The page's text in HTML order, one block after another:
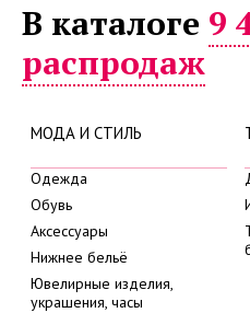
В каталоге 9
распродаж
МОДА И СТИЛЬ
Одежда
Обувь
Аксессуары
Нижнее бельё
Ювелирные изделия,
украшения, часы